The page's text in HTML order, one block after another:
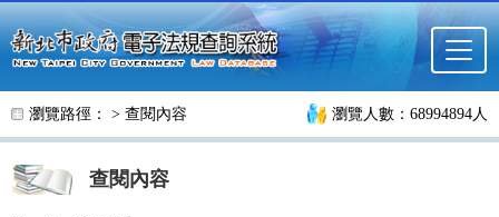
跳至主要內容
瀏覽路徑： > 查閱內容 瀏覽人數：68994894人
查閱內容